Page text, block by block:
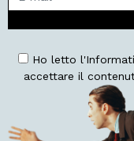
Ho letto
accettare il